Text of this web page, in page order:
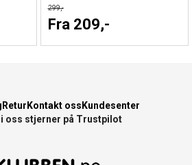
299,-
Fra 209,-
Retur Kontakt oss Kundesenter
oss stjerner på Trustpilot